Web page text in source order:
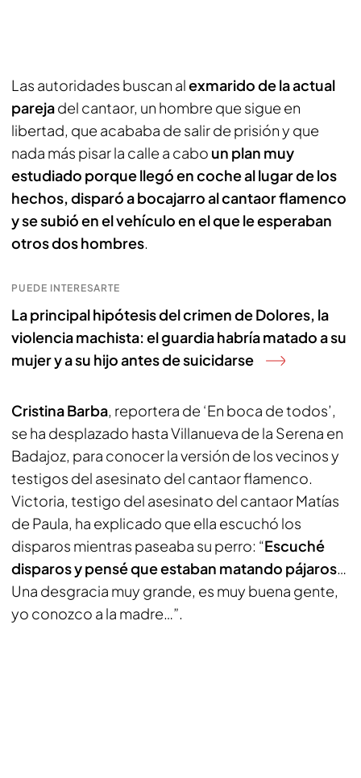
Las autoridades buscan alexmarido de la actual
parejadel cantaor, un hombre que sigue en
libertad, que acababa de salir de prisión y que
nada más pisar la calle a cabo un plan muy
estudiado porque llegó en coche al lugar de los
hechos, disparó a bocajarro al cantaor flamenco
y se subió en el vehículo en el que le esperaban
otros dos hombres.
PUEDE INTERESARTE
La principal hipótesis del crimen de Dolores, la
violencia machista: el guardia habría matado a su
mujer y a su hijo antes de suicidarse
Cristina Barba, reportera de ‘En boca de todos’,
se ha desplazado hasta Villanueva de la Serena en
Badajoz, para conocer la versión de los vecinos y
testigos del asesinato del cantaor flamenco.
Victoria, testigo del asesinato del cantaor Matías
de Paula, ha explicado que ella escuchó los
disparos mientras paseaba su perro: “Escuché
disparos y pensé que estaban matando pájaros…
Una desgracia muy grande, es muy buena gente,
yo conozco a la madre…”.